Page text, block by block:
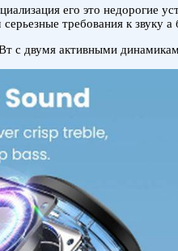
его это недорогие
требования к звуку
с двумя активными